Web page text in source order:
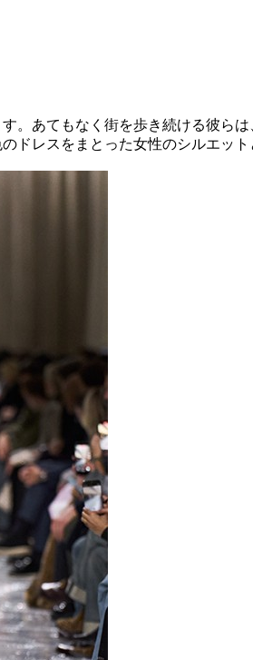
。あてもなく街を歩き続ける彼ら
ドレスをまとった女性のシルエット